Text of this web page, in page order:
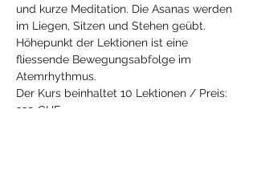
und kurze Meditation. Die Asanas werden
im Liegen, Sitzen und Stehen geübt.
Höhepunkt der Lektionen ist eine
fliessende Bewegungsabfolge im
Atemrhythmus.
Der Kurs beinhaltet 10 Lektionen / Preis:
220 CHF